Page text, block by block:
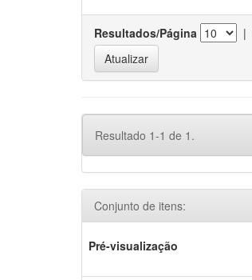
Resultados/Página |
Resultado 1-1 de 1.
Conjunto de itens:
Pré-visualização